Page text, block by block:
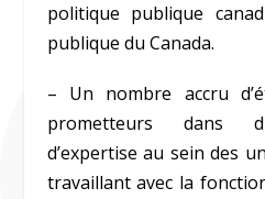
politique publique
publique du Canada.
– Un nombre accru
prometteurs dans
d’expertise au sein des
travaillant avec la